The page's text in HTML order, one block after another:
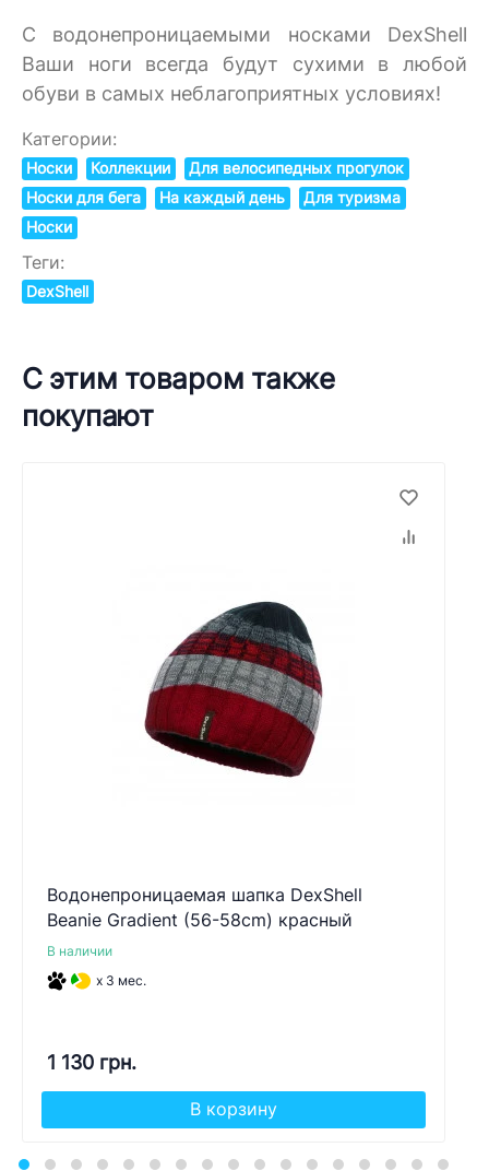
C водонепроницаемыми носками DexShell
Ваши ноги всегда будут сухими в любой
обуви в самых неблагоприятных условиях!
Категории:
Носки Коллекции
Для велосипедных прогулок
Носки для бега
На каждый день
Для туризма
Носки
Теги:
DexShell
С этим товаром также
покупают
Водонепроницаемая шапка DexShell
Beanie Gradient (56-58cm) красный
В наличии
x 3 мес.
1 130 грн.
В корзину